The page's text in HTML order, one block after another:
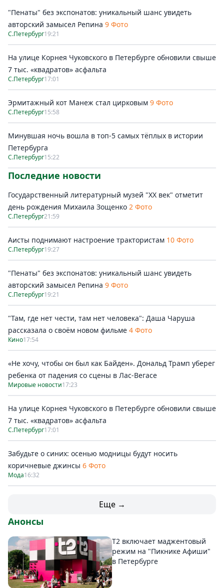
"Пенаты" без экспонатов: уникальный шанс увидеть
авторский замысел Репина 9 Фото
С.Петербург19:21
На улице Корнея Чуковского в Петербурге обновили свыше
7 тыс. «квадратов» асфальта
С.Петербург17:01
Эрмитажный кот Манеж стал цирковым 9 Фото
С.Петербург15:58
Минувшая ночь вошла в топ-5 самых тёплых в истории
Петербурга
С.Петербург15:22
Последние новости
Государственный литературный музей "ХХ век" отметит
день рождения Михаила Зощенко 2 Фото
С.Петербург21:59
Аисты поднимают настроение трактористам 10 Фото
С.Петербург19:27
"Пенаты" без экспонатов: уникальный шанс увидеть
авторский замысел Репина 9 Фото
С.Петербург19:21
"Там, где нет чести, там нет человека": Даша Чаруша
рассказала о своём новом фильме 4 Фото
Кино17:54
«Не хочу, чтобы он был как Байден». Дональд Трамп уберег
ребенка от падения со сцены в Лас-Вегасе
Мировые новости17:23
На улице Корнея Чуковского в Петербурге обновили свыше
7 тыс. «квадратов» асфальта
С.Петербург17:01
Забудьте о синих: осенью модницы будут носить
коричневые джинсы 6 Фото
Мода16:32
Еще →
Анонсы
Т2 включает маджентовый
режим на "Пикнике Афиши"
в Петербурге